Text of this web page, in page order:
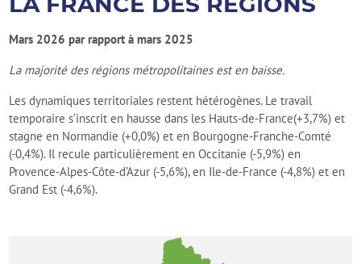
Mars 2026 par rapport à mars 2025
La majorité des régions métropolitaines est en baisse.
Les dynamiques territoriales restent hétérogènes. Le travail
temporaire s’inscrit en hausse dans les Hauts-de-France(+3,7%) et
stagne en Normandie (+0,0%) et en Bourgogne-Franche-Comté
(-0,4%). Il recule particulièrement en Occitanie (-5,9%) en
Provence-Alpes-Côte-d’Azur (-5,6%), en Ile-de-France (-4,8%) et en
Grand Est (-4,6%).